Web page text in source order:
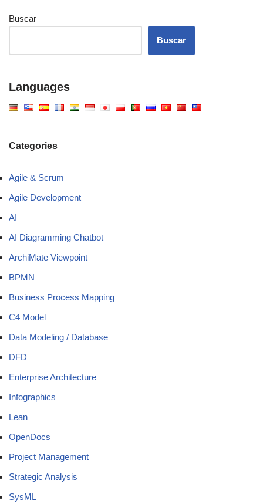
Buscar
Buscar
Languages
Categories
Agile & Scrum
Agile Development
AI
AI Diagramming Chatbot
ArchiMate Viewpoint
BPMN
Business Process Mapping
C4 Model
Data Modeling / Database
DFD
Enterprise Architecture
Infographics
Lean
OpenDocs
Project Management
Strategic Analysis
SysML